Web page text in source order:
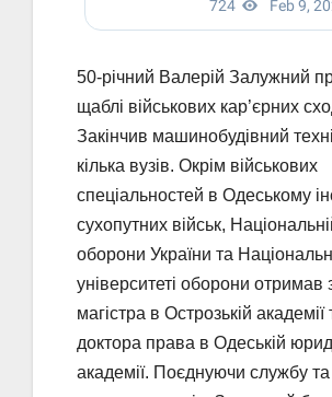
50-річний Валерій Залужний
щаблі військових кар’єрних
Закінчив машинобудівний
кілька вузів. Окрім військових
спеціальностей в Одеському
сухопутних військ,
оборони України та
університеті оборони отримав
магістра в Острозькій академії
доктора права в Одеській
академії. Поєднуючи службу та